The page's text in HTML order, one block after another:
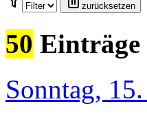
zurücksetzen
50 Einträge
Sonntag,